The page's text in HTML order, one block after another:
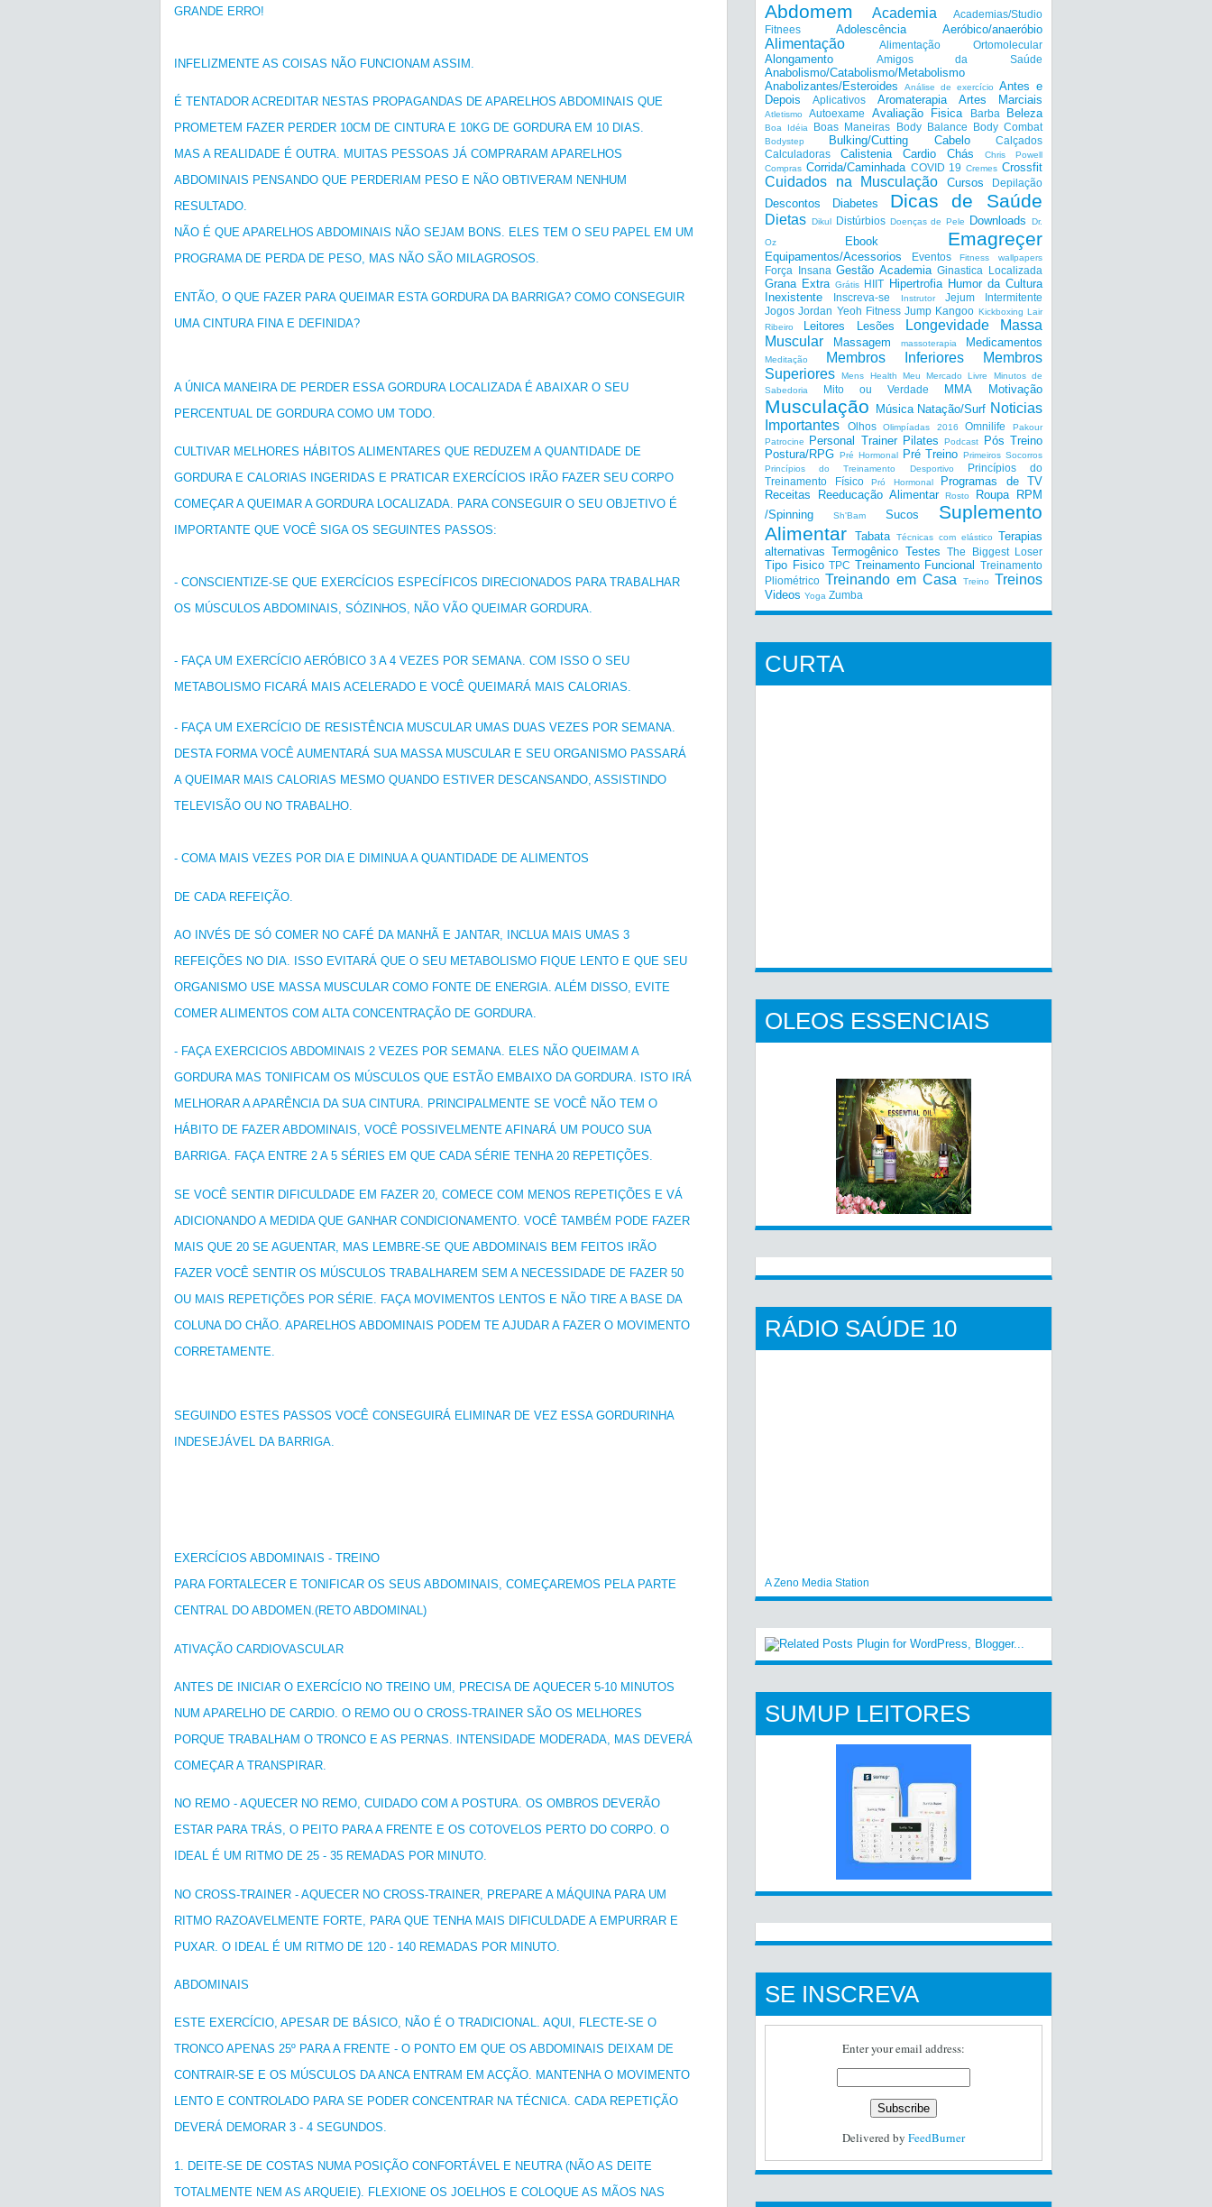
GRANDE ERRO!
INFELIZMENTE AS COISAS NÃO FUNCIONAM ASSIM.
É TENTADOR ACREDITAR NESTAS PROPAGANDAS DE APARELHOS ABDOMINAIS QUE
PROMETEM FAZER PERDER 10CM DE CINTURA E 10KG DE GORDURA EM 10 DIAS.
MAS A REALIDADE É OUTRA. MUITAS PESSOAS JÁ COMPRARAM APARELHOS
ABDOMINAIS PENSANDO QUE PERDERIAM PESO E NÃO OBTIVERAM NENHUM
RESULTADO.
NÃO É QUE APARELHOS ABDOMINAIS NÃO SEJAM BONS. ELES TEM O SEU PAPEL EM UM
PROGRAMA DE PERDA DE PESO, MAS NÃO SÃO MILAGROSOS.
ENTÃO, O QUE FAZER PARA QUEIMAR ESTA GORDURA DA BARRIGA? COMO CONSEGUIR
UMA CINTURA FINA E DEFINIDA?
A ÚNICA MANEIRA DE PERDER ESSA GORDURA LOCALIZADA É ABAIXAR O SEU
PERCENTUAL DE GORDURA COMO UM TODO.
CULTIVAR MELHORES HÁBITOS ALIMENTARES QUE REDUZEM A QUANTIDADE DE
GORDURA E CALORIAS INGERIDAS E PRATICAR EXERCÍCIOS IRÃO FAZER SEU CORPO
COMEÇAR A QUEIMAR A GORDURA LOCALIZADA. PARA CONSEGUIR O SEU OBJETIVO É
IMPORTANTE QUE VOCÊ SIGA OS SEGUINTES PASSOS:
- CONSCIENTIZE-SE QUE EXERCÍCIOS ESPECÍFICOS DIRECIONADOS PARA TRABALHAR
OS MÚSCULOS ABDOMINAIS, SÓZINHOS, NÃO VÃO QUEIMAR GORDURA.
- FAÇA UM EXERCÍCIO AERÓBICO 3 A 4 VEZES POR SEMANA. COM ISSO O SEU
METABOLISMO FICARÁ MAIS ACELERADO E VOCÊ QUEIMARÁ MAIS CALORIAS.
- FAÇA UM EXERCÍCIO DE RESISTÊNCIA MUSCULAR UMAS DUAS VEZES POR SEMANA.
DESTA FORMA VOCÊ AUMENTARÁ SUA MASSA MUSCULAR E SEU ORGANISMO PASSARÁ
A QUEIMAR MAIS CALORIAS MESMO QUANDO ESTIVER DESCANSANDO, ASSISTINDO
TELEVISÃO OU NO TRABALHO.
- COMA MAIS VEZES POR DIA E DIMINUA A QUANTIDADE DE ALIMENTOS
DE CADA REFEIÇÃO.
AO INVÉS DE SÓ COMER NO CAFÉ DA MANHÃ E JANTAR, INCLUA MAIS UMAS 3
REFEIÇÕES NO DIA. ISSO EVITARÁ QUE O SEU METABOLISMO FIQUE LENTO E QUE SEU
ORGANISMO USE MASSA MUSCULAR COMO FONTE DE ENERGIA. ALÉM DISSO, EVITE
COMER ALIMENTOS COM ALTA CONCENTRAÇÃO DE GORDURA.
- FAÇA EXERCICIOS ABDOMINAIS 2 VEZES POR SEMANA. ELES NÃO QUEIMAM A
GORDURA MAS TONIFICAM OS MÚSCULOS QUE ESTÃO EMBAIXO DA GORDURA. ISTO IRÁ
MELHORAR A APARÊNCIA DA SUA CINTURA. PRINCIPALMENTE SE VOCÊ NÃO TEM O
HÁBITO DE FAZER ABDOMINAIS, VOCÊ POSSIVELMENTE AFINARÁ UM POUCO SUA
BARRIGA. FAÇA ENTRE 2 A 5 SÉRIES EM QUE CADA SÉRIE TENHA 20 REPETIÇÕES.
SE VOCÊ SENTIR DIFICULDADE EM FAZER 20, COMECE COM MENOS REPETIÇÕES E VÁ
ADICIONANDO A MEDIDA QUE GANHAR CONDICIONAMENTO. VOCÊ TAMBÉM PODE FAZER
MAIS QUE 20 SE AGUENTAR, MAS LEMBRE-SE QUE ABDOMINAIS BEM FEITOS IRÃO
FAZER VOCÊ SENTIR OS MÚSCULOS TRABALHAREM SEM A NECESSIDADE DE FAZER 50
OU MAIS REPETIÇÕES POR SÉRIE. FAÇA MOVIMENTOS LENTOS E NÃO TIRE A BASE DA
COLUNA DO CHÃO. APARELHOS ABDOMINAIS PODEM TE AJUDAR A FAZER O MOVIMENTO
CORRETAMENTE.
SEGUINDO ESTES PASSOS VOCÊ CONSEGUIRÁ ELIMINAR DE VEZ ESSA GORDURINHA
INDESEJÁVEL DA BARRIGA.
EXERCÍCIOS ABDOMINAIS - TREINO
PARA FORTALECER E TONIFICAR OS SEUS ABDOMINAIS, COMEÇAREMOS PELA PARTE
CENTRAL DO ABDOMEN.(RETO ABDOMINAL)
ATIVAÇÃO CARDIOVASCULAR
ANTES DE INICIAR O EXERCÍCIO NO TREINO UM, PRECISA DE AQUECER 5-10 MINUTOS
NUM APARELHO DE CARDIO. O REMO OU O CROSS-TRAINER SÃO OS MELHORES
PORQUE TRABALHAM O TRONCO E AS PERNAS. INTENSIDADE MODERADA, MAS DEVERÁ
COMEÇAR A TRANSPIRAR.
NO REMO - AQUECER NO REMO, CUIDADO COM A POSTURA. OS OMBROS DEVERÃO
ESTAR PARA TRÁS, O PEITO PARA A FRENTE E OS COTOVELOS PERTO DO CORPO. O
IDEAL É UM RITMO DE 25 - 35 REMADAS POR MINUTO.
NO CROSS-TRAINER - AQUECER NO CROSS-TRAINER, PREPARE A MÁQUINA PARA UM
RITMO RAZOAVELMENTE FORTE, PARA QUE TENHA MAIS DIFICULDADE A EMPURRAR E
PUXAR. O IDEAL É UM RITMO DE 120 - 140 REMADAS POR MINUTO.
ABDOMINAIS
ESTE EXERCÍCIO, APESAR DE BÁSICO, NÃO É O TRADICIONAL. AQUI, FLECTE-SE O
TRONCO APENAS 25º PARA A FRENTE - O PONTO EM QUE OS ABDOMINAIS DEIXAM DE
CONTRAIR-SE E OS MÚSCULOS DA ANCA ENTRAM EM ACÇÃO. MANTENHA O MOVIMENTO
LENTO E CONTROLADO PARA SE PODER CONCENTRAR NA TÉCNICA. CADA REPETIÇÃO
DEVERÁ DEMORAR 3 - 4 SEGUNDOS.
1. DEITE-SE DE COSTAS NUMA POSIÇÃO CONFORTÁVEL E NEUTRA (NÃO AS DEITE
TOTALMENTE NEM AS ARQUEIE). FLEXIONE OS JOELHOS E COLOQUE AS MÃOS NAS
Abdomem Academia
Academias/Studio
Fitnees
Adolescência Aeróbico/anaeróbio
Alimentação Alimentação Ortomolecular
Alongamento Amigos da Saúde
Anabolismo/Catabolismo/Metabolismo
Anabolizantes/Esteroides
Análise de exercício
Antes e
Depois
Aplicativos Aromaterapia Artes Marciais
Atletismo Autoexame Avaliação Fisica Barba Beleza
Boa Idéia Boas Maneiras Body Balance Body Combat
Bodystep Bulking/Cutting Cabelo
Calçados
Calculadoras
Calistenia Cardio Chás
Chris Powell
Compras Corrida/Caminhada COVID 19 Cremes Crossfit
Cuidados na Musculação Cursos Depilação
Descontos Diabetes Dicas de Saúde
Dietas Dikul Distúrbios Doenças de Pele Downloads Dr.
Oz Ebook Emagreçer
Equipamentos/Acessorios Eventos Fitness wallpapers
Força Insana Gestão Academia Ginastica Localizada
Grana Extra Grátis HIIT Hipertrofia Humor da Cultura
Inexistente
Inscreva-se Instrutor
Jejum Intermitente
Jogos Jordan Yeoh Fitness Jump Kangoo Kickboxing Lair
Ribeiro
Leitores Lesões Longevidade
Massa
Muscular
Massagem massoterapia Medicamentos
Meditação Membros Inferiores
Membros
Superiores
Mens Health Meu Mercado Livre
Minutos de
Sabedoria
Mito ou Verdade MMA Motivação
Musculação Música Natação/Surf Noticias
Importantes
Olhos Olimpíadas 2016 Omnilife
Pakour
Patrocine
Personal Trainer Pilates Podcast
Pós Treino
Postura/RPG Pré Hormonal Pré Treino Primeiros Socorros
Princípios do Treinamento Desportivo
Princípios do
Treinamento Físico
Pró Hormonal
Programas de TV
Receitas
Reeducação Alimentar Rosto Roupa
RPM
/Spinning
Sh'Bam Sucos
Suplemento
Alimentar Tabata Técnicas com elástico
Terapias
alternativas Termogênico Testes The Biggest Loser
Tipo Fisico TPC Treinamento Funcional
Treinamento
Pliométrico Treinando em Casa Treino Treinos
Videos Yoga Zumba
CURTA
OLEOS ESSENCIAIS
RÁDIO SAÚDE 10
A Zeno Media Station
SUMUP LEITORES
SE INSCREVA
Enter your email address:
Delivered by FeedBurner